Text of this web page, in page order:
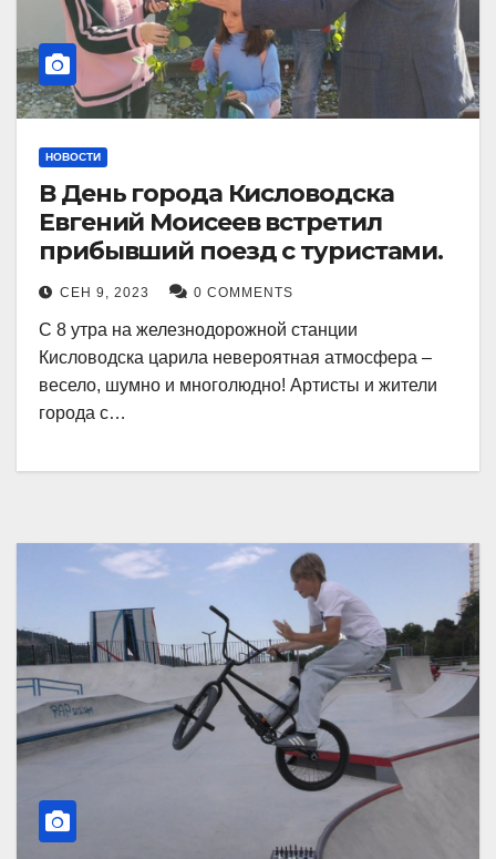
НОВОСТИ
В День города Кисловодска
Евгений Моисеев встретил
прибывший поезд с туристами.
СЕН 9, 2023 0 COMMENTS
С 8 утра на железнодорожной станции
Кисловодска царила невероятная атмосфера –
весело, шумно и многолюдно! Артисты и жители
города с…